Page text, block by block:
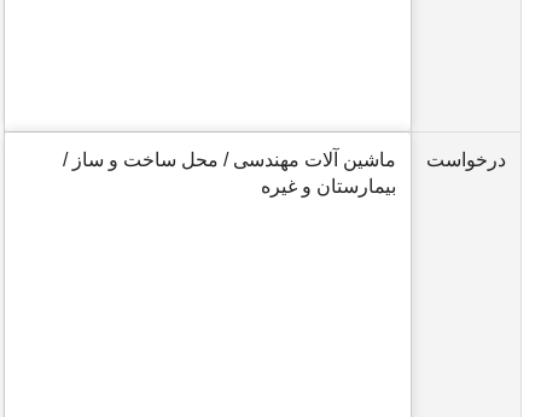
درخواست
ماشین آلات مهندسی / محل ساخت و ساز /
بیمارستان و غیره